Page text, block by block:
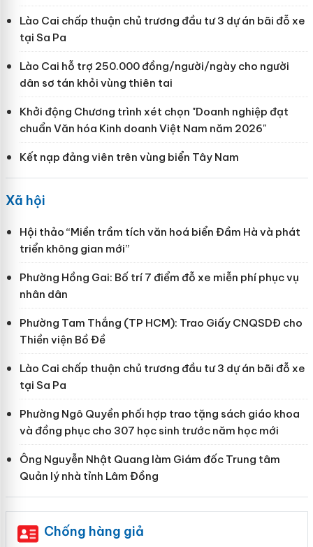
Lào Cai chấp thuận chủ trương đầu tư 3 dự án bãi đỗ xe
tại Sa Pa
Lào Cai hỗ trợ 250.000 đồng/người/ngày cho người
dân sơ tán khỏi vùng thiên tai
Khởi động Chương trình xét chọn "Doanh nghiệp đạt
chuẩn Văn hóa Kinh doanh Việt Nam năm 2026"
Kết nạp đảng viên trên vùng biển Tây Nam
Xã hội
Hội thảo “Miền trầm tích văn hoá biển Đầm Hà và phát
triển không gian mới”
Phường Hồng Gai: Bố trí 7 điểm đỗ xe miễn phí phục vụ
nhân dân
Phường Tam Thắng (TP HCM): Trao Giấy CNQSDĐ cho
Thiền viện Bồ Đề
Lào Cai chấp thuận chủ trương đầu tư 3 dự án bãi đỗ xe
tại Sa Pa
Phường Ngô Quyền phối hợp trao tặng sách giáo khoa
và đồng phục cho 307 học sinh trước năm học mới
Ông Nguyễn Nhật Quang làm Giám đốc Trung tâm
Quản lý nhà tỉnh Lâm Đồng
Chống hàng giả